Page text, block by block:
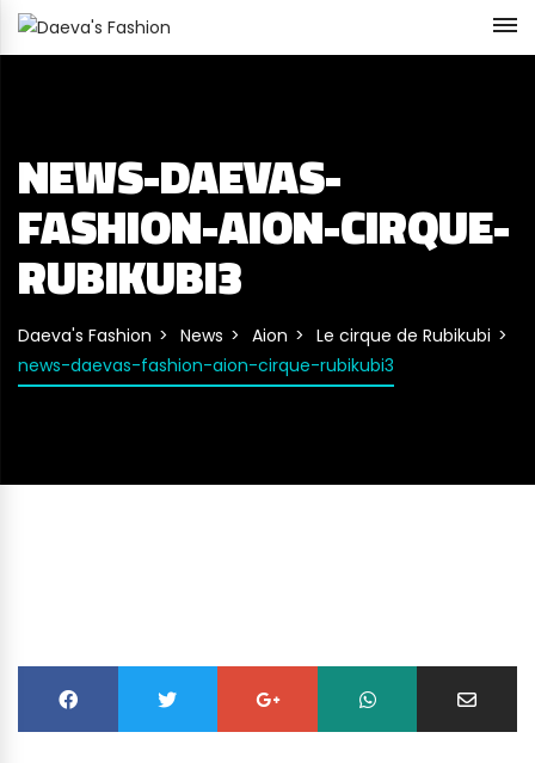
NEWS-DAEVAS-
FASHION-AION-CIRQUE-
RUBIKUBI3
Daeva's Fashion News Aion
Le cirque de Rubikubi
news-daevas-fashion-aion-cirque-rubikubi3